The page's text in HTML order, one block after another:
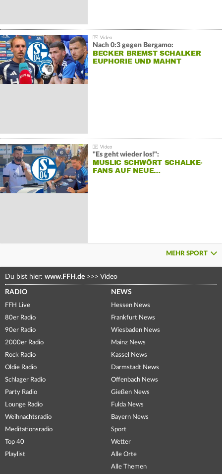
Nach 0:3 gegen Bergamo:
BECKER BREMST SCHALKER
EUPHORIE UND MAHNT
"Es geht wieder los!":
MUSLIC SCHWÖRT SCHALKE-
FANS AUF NEUE…
MEHR SPORT
Du bist hier: www.FFH.de >>> Video
RADIO
FFH Live
80er Radio
90er Radio
2000er Radio
Rock Radio
Oldie Radio
Schlager Radio
Party Radio
Lounge Radio
Weihnachtsradio
Meditationsradio
Top 40
Playlist
NEWS
Hessen News
Frankfurt News
Wiesbaden News
Mainz News
Kassel News
Darmstadt News
Offenbach News
Gießen News
Fulda News
Bayern News
Sport
Wetter
Alle Orte
Alle Themen